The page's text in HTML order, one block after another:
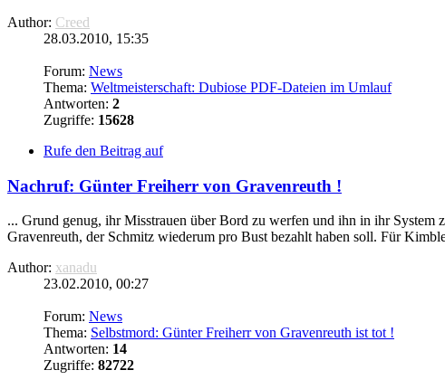
Author: Creed
28.03.2010, 15:35
Forum: News
Thema: Weltmeisterschaft: Dubiose PDF-Dateien im Umlauf
Antworten: 2
Zugriffe: 15628
Rufe den Beitrag auf
Nachruf: Günter Freiherr von Gravenreuth !
... Grund genug, ihr Misstrauen über Bord zu werfen und ihn in ihr
Gravenreuth, der Schmitz wiederum pro Bust bezahlt haben soll. Für
Author: xanadu
23.02.2010, 00:27
Forum: News
Thema: Selbstmord: Günter Freiherr von Gravenreuth ist tot !
Antworten: 14
Zugriffe: 82722